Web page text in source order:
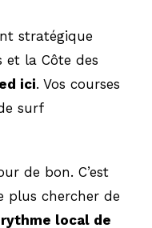
stratégique
et la Côte des
ici. Vos courses
surf
de bon. C’est
plus chercher de
rythme local de